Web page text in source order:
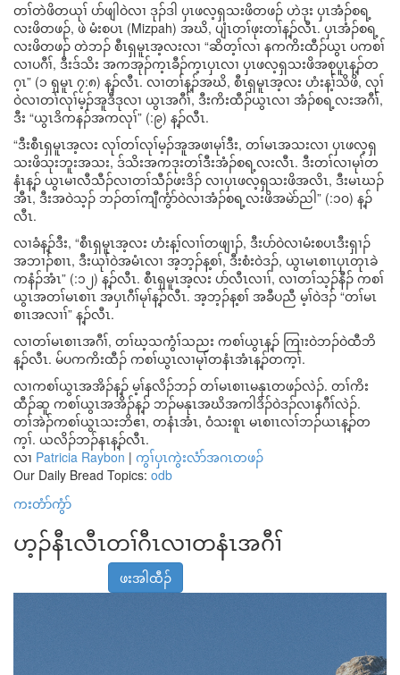
တၢ်တဲဖိတယုၢ် ပာ်ဖျါဝဲလၢ ဒုၣ်ဒါ ပှၤဖလ့ရှသးဖိတဖၣ် ဟဲဒုး ပှၤအံၣ်စရ့
လးဖိတဖၣ်, ဖဲ မံးစပၤ (Mizpah) အဃိ, ပျံၤတၢ်ဖုးတၢ်န့ၣ်လီၤ. ပှၤအံၣ်စရ့
လးဖိတဖၣ် တဲဘၣ် စီၤရှမူၤအ့လးလၢ “ဆိတ့ၢ်လၢ နကကိးထီၣ်ယွၤ ပကစၢ်
လၢပဂီၢ်, ဒီးဒ်သိး အကအုၣ်က့ၤခီၣ်က့ၤပှၤလၢ ပှၤဖလ့ရှသးဖိအစုပူၤန့ၣ်တ
ဂ့ၤ” (၁ ရှမူၤ ၇:၈) န့ၣ်လီၤ. လၢတၢ်န့ၣ်အဃိ, စီၤရှမူၤအ့လး ဟံးန့ၢ်သိဖိ, လုၢ်
ဝဲလၢတၢ်လုၢ်မ့ၣ်အူဒီဒုလၢ ယွၤအဂီၢ်, ဒီးကိးထီၣ်ယွၤလၢ အံၣ်စရ့လးအဂီၢ်,
ဒီး “ယွၤဒိကနၣ်အကလုၢ်” (:၉) န့ၣ်လီၤ.
“ဒီးစီၤရှမူၤအ့လး လုၢ်တၢ်လုၢ်မ့ၣ်အူအဖၢမုၢ်ဒီး, တၢ်မၤအသးလၢ ပှၤဖလ့ရှ
သးဖိသုးဘူးအသး, ဒ်သိးအကဒုးတၢ်ဒီးအံၣ်စရ့လးလီၤ. ဒီးတၢ်လၢမုၢ်တ
နံၤန့ၣ် ယွၤမၢလီသီၣ်လၢတၢ်သီၣ်ဖးဒိၣ် လၢပှၤဖလ့ရှသးဖိအလိၤ, ဒီးမၤဃၣ်
အီၤ, ဒီးအဝဲသ့ၣ် ဘၣ်တၢ်ကျီကွံာ်ဝဲလၢအံၣ်စရ့လးဖိအမဲာ်ညါ” (:၁၀) န့ၣ်
လီၤ.
လၢခံန့ၣ်ဒီး, “စီၤရှမူၤအ့လး ဟံးန့ၢ်လၢၢ်တဖျၢၣ်, ဒီးပာ်ဝဲလၢမံးစပၤဒီးရှၢၣ်
အဘၢၣ်စၢၤ, ဒီးယုၢ်ဝဲအမံၤလၢ အ့ဘ့ၣ်န့စၢ်, ဒီးစံးဝဲဒၣ်, ယွၤမၤစၢၤပှၤတုၤခဲ
ကနံၣ်အံၤ” (:၁၂) န့ၣ်လီၤ. စီၤရှမူၤအ့လး ပာ်လီၤလၢၢ်, လၢတၢ်သ့ၣ်နီၣ် ကစၢ်
ယွၤအတၢ်မၤစၢၤ အပှၤဂီၢ်မုၢ်န့ၣ်လီၤ. အ့ဘ့ၣ်န့စၢ် အခီပညီ မ့ၢ်ဝဲဒၣ် “တၢ်မၤ
စၢၤအလၢၢ်” န့ၣ်လီၤ.
လၢတၢ်မၤစၢၤအဂီၢ်, တၢ်ဃ့သကွံၢ်သညး ကစၢ်ယွၤန့ၣ် ကြၢးဝဲဘၣ်ဝဲထီဘိ
န့ၣ်လီၤ. မ်ပကကိးထီၣ် ကစၢ်ယွၤလၢမုၢ်တနံၤအံၤန့ၣ်တက့ၢ်.
လၢကစၢ်ယွၤအအိၣ်န့ၣ် မ့ၢ်နလိၣ်ဘၣ် တၢ်မၤစၢၤမနုၤတဖၣ်လဲၣ်. တၢ်ကိး
ထီၣ်ဆူ ကစၢ်ယွၤအအိၣ်န့ၣ် ဘၣ်မနုၤအဃိအကါဒိၣ်ဝဲဒၣ်လၢနဂီၢ်လဲၣ်.
တၢ်အဲၣ်ကစၢ်ယွၤသးဘိဧၢ, တနံၤအံၤ, ဝံသးစူၤ မၤစၢၤလၢ်ဘၣ်ယၤန့ၣ်တ
က့ၢ်. ယလိၣ်ဘၣ်နၤန့ၣ်လီၤ.
လၢ Patricia Raybon | ကွၢ်ပှၤကွဲးလံာ်အဂၤတဖၣ်
Our Daily Bread Topics: odb
ကးတံာ်ကွံာ်
ဟ့ၣ်နီၤလီၤတၢ်ဂီၤလၢတနံၤအဂီၢ်
ဖးအါထီၣ်